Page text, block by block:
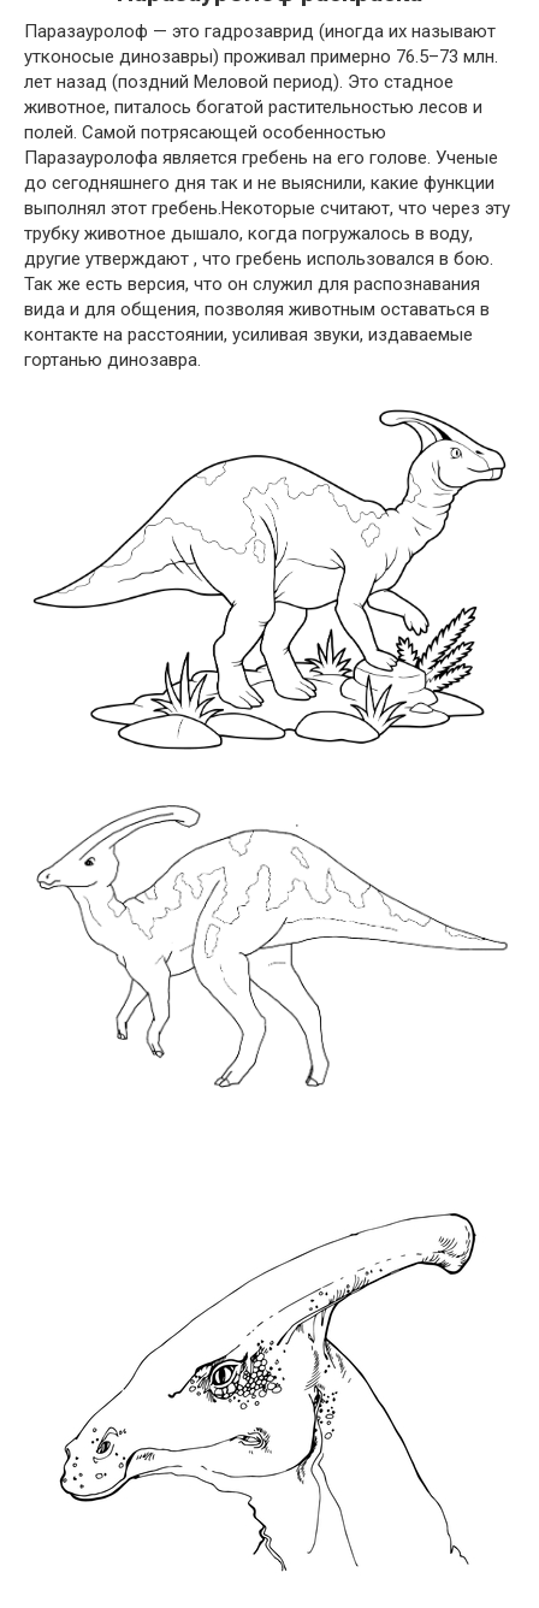
Паразауролоф — это гадрозаврид (иногда их называют
утконосые динозавры) проживал примерно 76.5–73 млн.
лет назад (поздний Меловой период). Это стадное
животное, питалось богатой растительностью лесов и
полей. Самой потрясающей особенностью
Паразауролофа является гребень на его голове. Ученые
до сегодняшнего дня так и не выяснили, какие функции
выполнял этот гребень.Некоторые считают, что через эту
трубку животное дышало, когда погружалось в воду,
другие утверждают , что гребень использовался в бою.
Так же есть версия, что он служил для распознавания
вида и для общения, позволяя животным оставаться в
контакте на расстоянии, усиливая звуки, издаваемые
гортанью динозавра.